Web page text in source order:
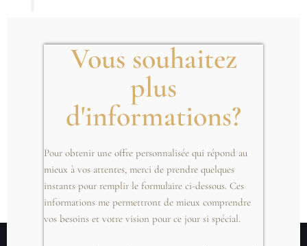
Prêt à Créer des Souvenirs
Inoubliables ?
Votre mariage à La Rochelle mérite d’être immortalisé par un
photographe passionné et expérimenté. Contactez-moi pour discuter
un reportage photo unique qui reflète votre amour et la beauté de
votre journée spéciale.
Réservez Votre Consultation Gratuite
Vous souhaitez
plus
d'informations?
Pour obtenir une offre personnalisée qui répond au
mieux à vos attentes, merci de prendre quelques
instants pour remplir le formulaire ci-dessous. Ces
informations me permettront de mieux comprendre
vos besoins et votre vision pour ce jour si spécial.